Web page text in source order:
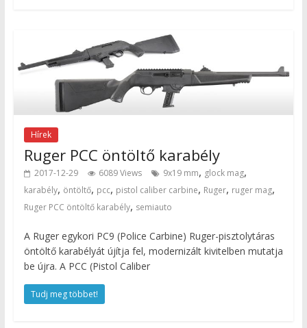
Hírek
Ruger PCC öntöltő karabély
2017-12-29 6089 Views 9x19 mm, glock mag,
karabély, öntöltő, pcc, pistol caliber carbine, Ruger, ruger mag,
Ruger PCC öntöltő karabély, semiauto
A Ruger egykori PC9 (Police Carbine) Ruger-pisztolytáras
öntöltő karabélyát újítja fel, modernizált kivitelben mutatja
be újra. A PCC (Pistol Caliber
Tudj meg többet!